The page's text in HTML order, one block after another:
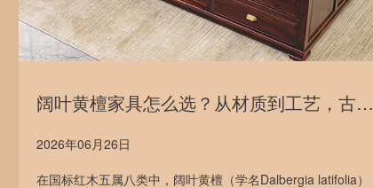
阔叶黄檀家具怎么选？从材质到工艺，古森红木三款精品给出答案
2026年06月26日
在国标红木五属八类中，阔叶黄檀（学名Dalbergia latifolia）